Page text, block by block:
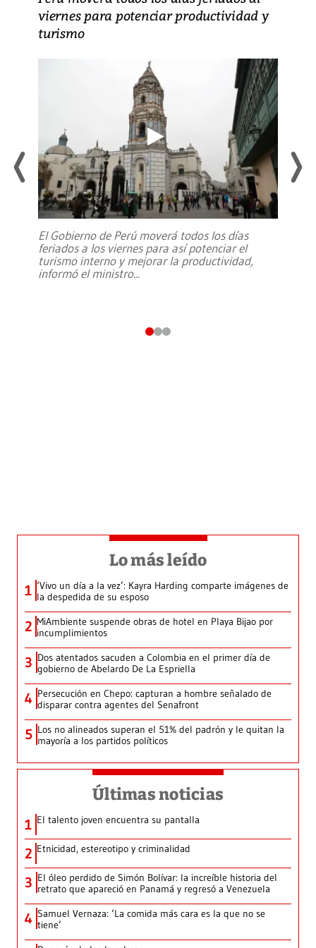
viernes para potenciar productividad y
turismo
El Gobierno de Perú moverá todos los días
feriados a los viernes para así potenciar el
turismo interno y mejorar la productividad,
informó el ministro...
Lo más leído
1 ‘Vivo un día a la vez’: Kayra Harding comparte imágenes de
la despedida de su esposo
2 MiAmbiente suspende obras de hotel en Playa Bijao por
incumplimientos
3 Dos atentados sacuden a Colombia en el primer día de
gobierno de Abelardo De La Espriella
4 Persecución en Chepo: capturan a hombre señalado de
disparar contra agentes del Senafront
5 Los no alineados superan el 51% del padrón y le quitan la
mayoría a los partidos políticos
Últimas noticias
1 El talento joven encuentra su pantalla​
2 Etnicidad, estereotipo y criminalidad
3 El óleo perdido de Simón Bolívar: la increíble historia del
retrato que apareció en Panamá y regresó a Venezuela
4 Samuel Vernaza: ‘La comida más cara es la que no se
tiene’